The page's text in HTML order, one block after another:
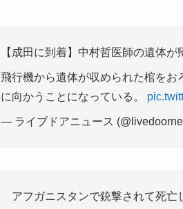
【成田に到着】中村哲医師の遺体が
飛行機から遺体が収められた棺を
に向かうことになっている。
— ライブドアニュース
アフガニスタンで銃撃されて死亡